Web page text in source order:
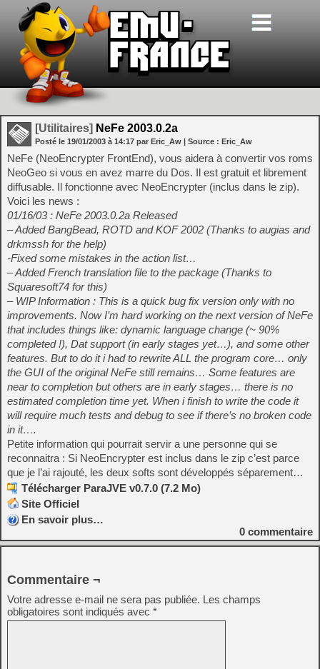
[Utilitaires] NeFe 2003.0.2a
Posté le 19/01/2003 à 14:17 par Eric_Aw | Source : Eric_Aw
NeFe (NeoEncrypter FrontEnd), vous aidera à convertir vos roms
NeoGeo si vous en avez marre du Dos. Il est gratuit et librement
diffusable. Il fonctionne avec NeoEncrypter (inclus dans le zip).
Voici les news :
01/16/03 : NeFe 2003.0.2a Released
– Added BangBead, ROTD and KOF 2002 (Thanks to augias and
drkmssh for the help)
-Fixed some mistakes in the action list…
– Added French translation file to the package (Thanks to
Squaresoft74 for this)
– WIP Information : This is a quick bug fix version only with no
improvements. Now I’m hard working on the next version of NeFe
that includes things like: dynamic language change (~ 90%
completed !), Dat support (in early stages yet…), and some other
features. But to do it i had to rewrite ALL the program core… only
the GUI of the original NeFe still remains… Some features are
near to completion but others are in early stages… there is no
estimated completion time yet. When i finish to write the code it
will require much tests and debug to see if there’s no broken code
in it….
Petite information qui pourrait servir a une personne qui se
reconnaitra : Si NeoEncrypter est inclus dans le zip c’est parce
que je l’ai rajouté, les deux softs sont développés séparement…
Télécharger ParaJVE v0.7.0 (7.2 Mo)
Site Officiel
En savoir plus…
0 commentaire
Commentaire ¬
Votre adresse e-mail ne sera pas publiée. Les champs
obligatoires sont indiqués avec *